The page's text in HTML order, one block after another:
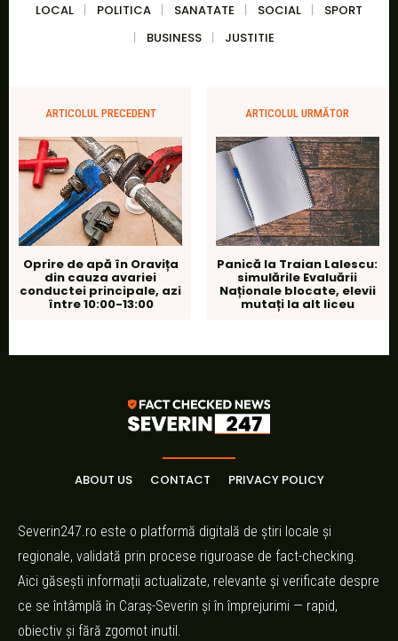
LOCAL POLITICA SANATATE SOCIAL
SPORT
BUSINESS
JUSTITIE
ARTICOLUL PRECEDENT
Oprire de apă în Oravița
din cauza avariei
conductei principale, azi
între 10:00-13:00
ARTICOLUL URMĂTOR
Panică la Traian Lalescu:
simulările Evaluării
Naționale blocate, elevii
mutați la alt liceu
ABOUT US CONTACT PRIVACY POLICY
Severin247.ro este o platformă digitală de știri locale și
regionale, validată prin procese riguroase de fact-checking.
Aici găsești informații actualizate, relevante și verificate despre
ce se întâmplă în Caraș-Severin și în împrejurimi — rapid,
obiectiv și fără zgomot inutil.